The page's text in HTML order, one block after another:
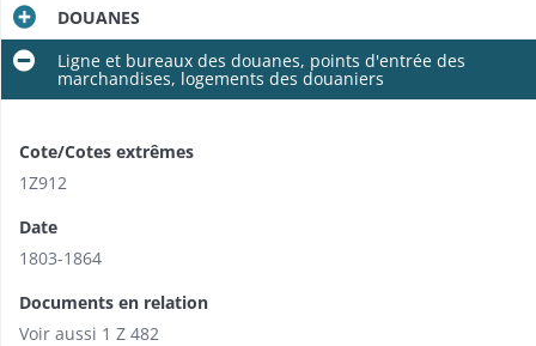
DOUANES
Ligne et bureaux des douanes, points d'entrée des
marchandises, logements des douaniers
Cote/Cotes extrêmes
1Z912
Date
1803-1864
Documents en relation
Voir aussi 1 Z 482